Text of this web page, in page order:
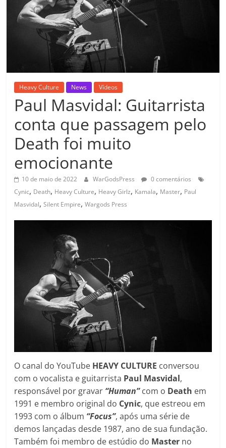
Heavy Culture News Vídeos
Paul Masvidal: Guitarrista
conta que passagem pelo
Death foi muito
emocionante
10 de maio de 2022 WarGodsPress
0 comentários
Cynic, Death, Heavy Culture, Heavy Girlz, Kamala, Master, Paul
Masvidal,Silent Empire,Wargods Press
O canal do YouTube HEAVY CULTURE conversou
com o vocalista e guitarrista Paul Masvidal,
responsável por gravar “Human”com o Death em
1991 e membro original do Cynic, que estreou em
1993 com o álbum “Focus”, após uma série de
demos lançadas desde 1987, ano de sua fundação.
Também foi membro de estúdio do Master no